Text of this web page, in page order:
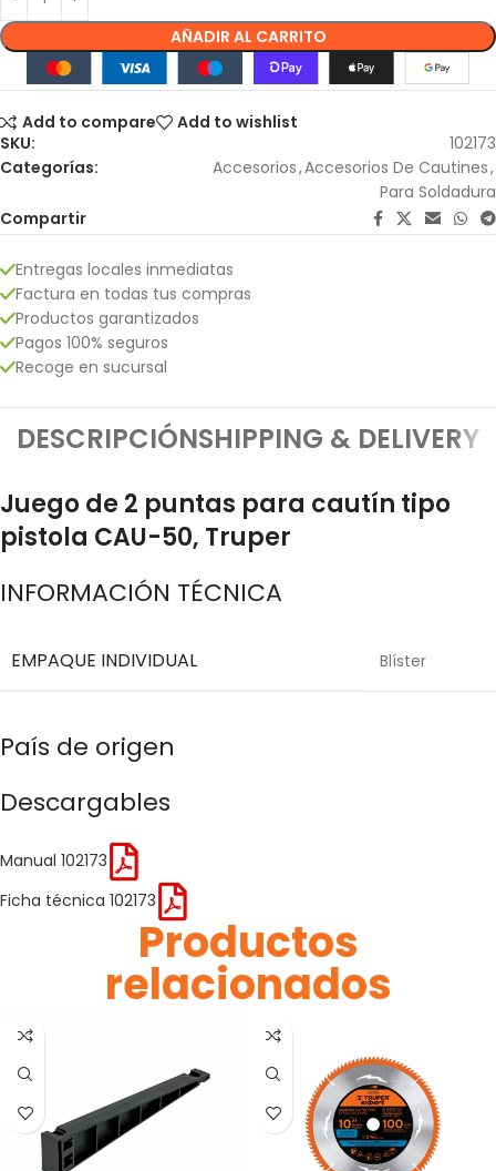
AÑADIR AL CARRITO
Add to compare
Add to wishlist
SKU:
102173
Categorías:
Accesorios,Accesorios De Cautines,
Para Soldadura
Compartir
Entregas locales inmediatas
Factura en todas tus compras
Productos garantizados
Pagos 100% seguros
Recoge en sucursal
DESCRIPCIÓNSHIPPING & DELIVERY
Juego de 2 puntas para cautín tipo
pistola CAU-50, Truper
INFORMACIÓN TÉCNICA
EMPAQUE INDIVIDUAL Blíster
País de origen
Descargables
Manual 102173
Ficha técnica 102173
Productos
relacionados